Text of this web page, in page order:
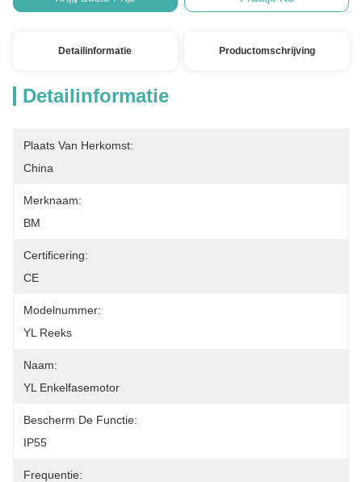
Detailinformatie Productomschrijving
Detailinformatie
Plaats Van Herkomst:
China
Merknaam:
BM
Certificering:
CE
Modelnummer:
YL Reeks
Naam:
YL Enkelfasemotor
Bescherm De Functie:
IP55
Frequentie: